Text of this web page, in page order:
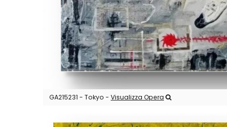
GA215231 - Tokyo - Visualizza Opera